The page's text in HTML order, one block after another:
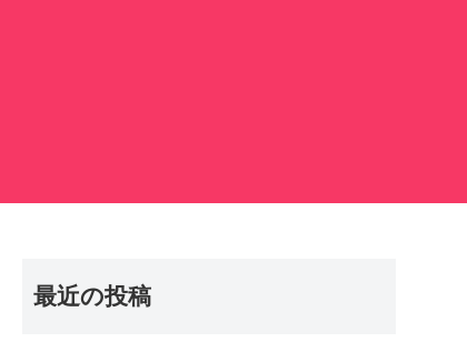
最近の投稿